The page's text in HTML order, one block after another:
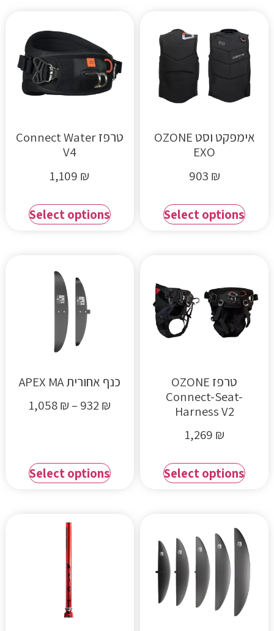
אימפקט וסט OZONE
EXO
903 ₪
Select options
טרפז Connect Water
V4
1,109 ₪
Select options
טרפז OZONE
Connect-Seat-
Harness V2
1,269 ₪
Select options
כנף אחורית APEX MA
932 ₪
–
1,058₪
Select options